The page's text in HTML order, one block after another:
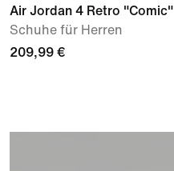
Air Jordan 4 Retro "Comic"
Schuhe für Herren
209,99 €